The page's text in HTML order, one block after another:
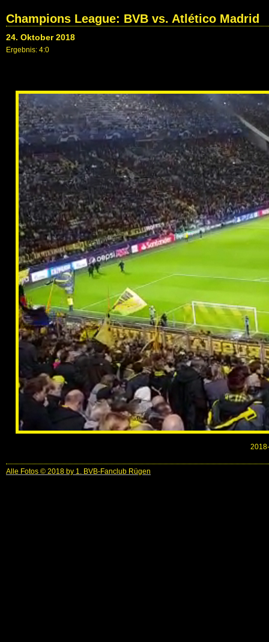
Champions League: BVB vs. Atlético Madrid
24. Oktober 2018
Ergebnis: 4:0
Alle Fotos © 2018 by 1. BVB-Fanclub Rügen